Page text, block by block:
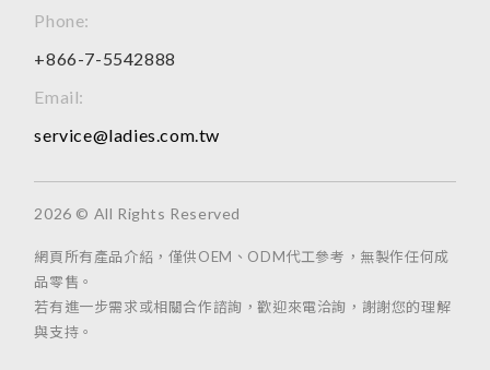
Phone:
+866-7-5542888
Email:
service@ladies.com.tw
2026 © All Rights Reserved
網頁所有產品介紹，僅供OEM、ODM代工參考，無製作任何成
品零售。
若有進一步需求或相關合作諮詢，歡迎來電洽詢，謝謝您的理解
與支持。